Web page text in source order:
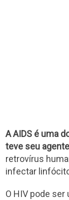
A AIDS é uma
teve seu
retrovírus
infectar
O HIV pode ser